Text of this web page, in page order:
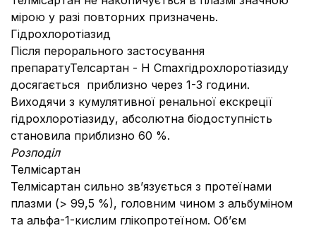
мірою у разі повторних призначень.
Гідрохлоротіазид
Після перорального застосування
препаратуТелсартан - Н Сmaxгідрохлоротіазиду
досягається приблизно через 1-3 години.
Виходячи з кумулятивної ренальної екскреції
гідрохлоротіазиду, абсолютна біодоступність
становила приблизно 60 %.
Розподіл
Телміcартан
Телміcартан сильно зв’язується з протеїнами
плазми (> 99,5 %), головним чином з альбуміном
та альфа-1-кислим глікопротеїном. Об’єм